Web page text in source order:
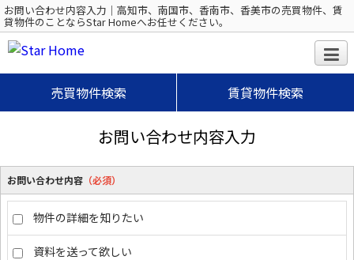
お問い合わせ内容入力｜高知市、南国市、香南市、香美市の売買物件、賃
貸物件のことならStar Homeへお任せください。
売買物件検索 賃貸物件検索
お問い合わせ内容入力
お問い合わせ内容 （必須）
物件の詳細を知りたい
資料を送って欲しい